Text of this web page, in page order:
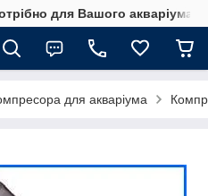
для Вашого акваріума
для акваріума